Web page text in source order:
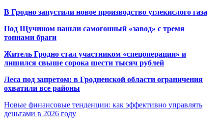
В Гродно запустили новое производство углекислого газа
Под Щучином нашли самогонный «завод» с тремя
тоннами браги
Житель Гродно стал участником «спецоперации» и
лишился свыше сорока шести тысяч рублей
Леса под запретом: в Гродненской области ограничения
охватили все районы
Новые финансовые тенденции: как эффективно управлять
деньгами в 2026 году